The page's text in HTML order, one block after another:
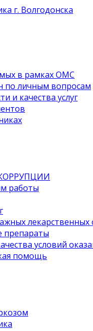
в рамках ОМС
по личным вопросам
и качества услуг
работы
лекарственных
препараты
условий
помощь